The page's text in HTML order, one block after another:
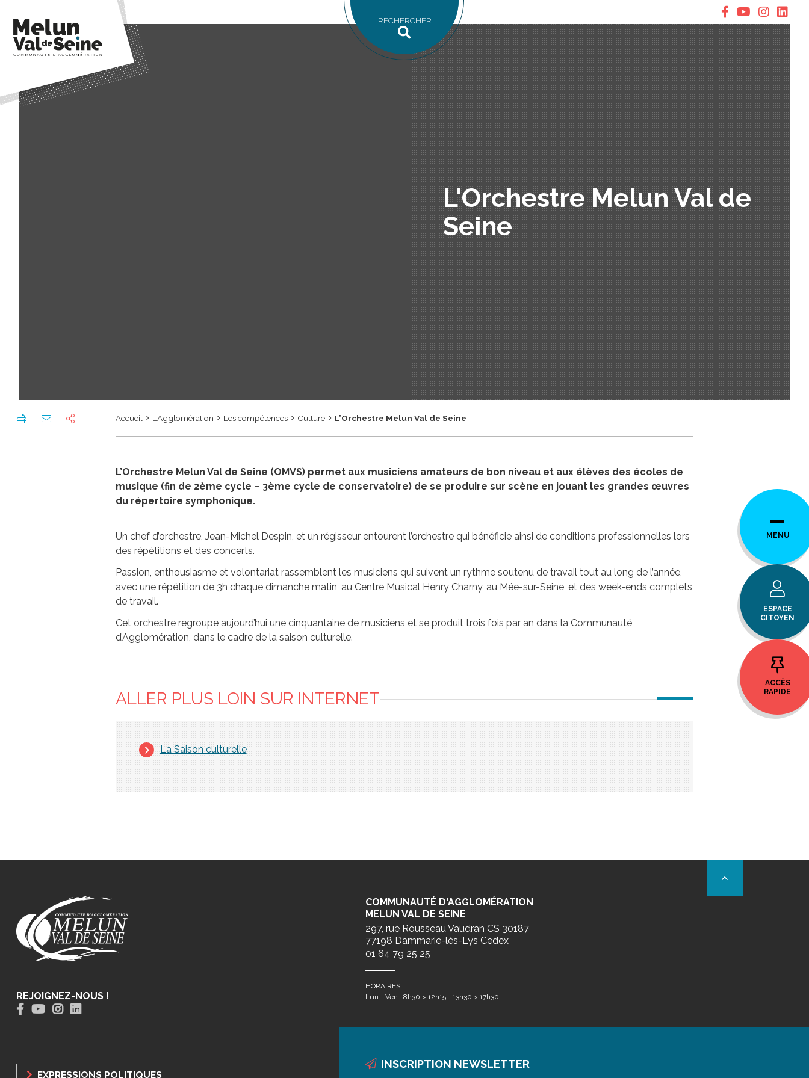
RECHERCHER
L'Orchestre Melun Val de
Seine
Accueil L’Agglomération Les compétences Culture L’Orchestre Melun Val de Seine
L’Orchestre Melun Val de Seine (OMVS) permet aux musiciens amateurs de bon niveau et aux élèves des écoles de
musique (fin de 2ème cycle – 3ème cycle de conservatoire) de se produire sur scène en jouant les grandes œuvres
du répertoire symphonique.
Un chef d’orchestre, Jean-Michel Despin, et un régisseur entourent l’orchestre qui bénéficie ainsi de conditions professionnelles lors
des répétitions et des concerts.
Passion, enthousiasme et volontariat rassemblent les musiciens qui suivent un rythme soutenu de travail tout au long de l’année,
avec une répétition de 3h chaque dimanche matin, au Centre Musical Henry Charny, au Mée-sur-Seine, et des week-ends complets
de travail.
Cet orchestre regroupe aujourd’hui une cinquantaine de musiciens et se produit trois fois par an dans la Communauté
d’Agglomération, dans le cadre de la saison culturelle.
ALLER PLUS LOIN SUR INTERNET
La Saison culturelle
REJOIGNEZ-NOUS !
COMMUNAUTÉ D'AGGLOMÉRATION
MELUN VAL DE SEINE
297, rue Rousseau Vaudran CS 30187
77198 Dammarie-lès-Lys Cedex
01 64 79 25 25
HORAIRES
Lun - Ven : 8h30 > 12h15 - 13h30 > 17h30
EXPRESSIONS POLITIQUES
INSCRIPTION NEWSLETTER
MENU
ESPACE
CITOYEN
ACCÈS
RAPIDE